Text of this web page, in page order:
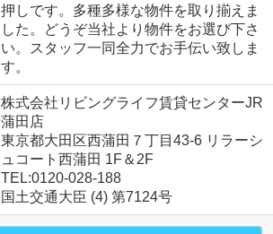
押しです。多種多様な物件を取り揃えま
した。どうぞ当社より物件をお選び下さ
い。スタッフ一同全力でお手伝い致しま
す。
株式会社リビングライフ賃貸センターJR
蒲田店
東京都大田区西蒲田７丁目43-6 リラーシ
ュコート西蒲田 1F＆2F
TEL:0120-028-188
国土交通大臣 (4) 第7124号